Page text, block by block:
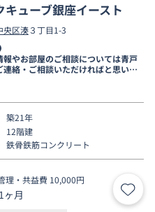
キューブ銀座イースト
央区湊３丁目1-3
報やお部屋のご相談については青戸
連絡・ご相談いただければと思いま
築21年
12階建
鉄骨鉄筋コンクリート
理・共益費 10,000円
1ヶ月 お気